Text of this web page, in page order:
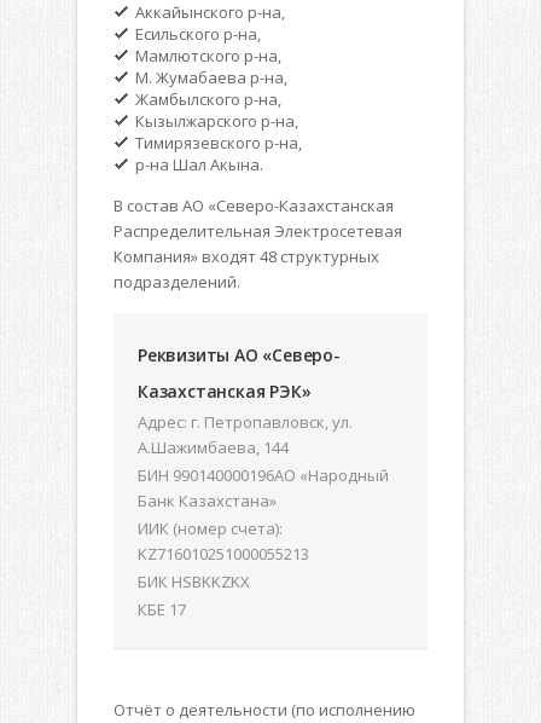
Аккайынского р-на,
Есильского р-на,
Мамлютского р-на,
М. Жумабаева р-на,
Жамбылского р-на,
Кызылжарского р-на,
Тимирязевского р-на,
р-на Шал Акына.
В состав АО «Северо-Казахстанская
Распределительная Электросетевая
Компания» входят 48 структурных
подразделений.
Реквизиты АО «Северо-
Казахстанская РЭК»
Адрес: г. Петропавловск, ул.
А.Шажимбаева, 144
БИН 990140000196АО «Народный
Банк Казахстана»
ИИК (номер счета):
KZ716010251000055213
БИК HSBKKZKX
КБЕ 17
Отчёт о деятельности (по исполнению